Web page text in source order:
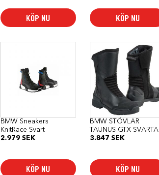
KÖP NU KÖP NU
BMW Sneakers
KnitRace Svart
2.979 SEK
KÖP NU
varianter.
kan
väljas
på
produktsidan
BMW STÖVLAR
TAUNUS GTX SVARTA
3.847SEK
KÖP NU
här
produkten
har
flera
varianter.
De
olika
alternativen
kan
väljas
på
produktsidan